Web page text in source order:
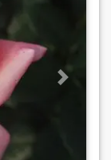
Next